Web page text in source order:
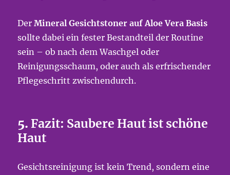
DerMineral Gesichtstoner auf Aloe Vera Basis
sollte dabei ein fester Bestandteil der Routine
sein – ob nach dem Waschgel oder
Reinigungsschaum, oder auch als erfrischender
Pflegeschritt zwischendurch.
5.Fazit: Saubere Haut ist schöne
Haut
Gesichtsreinigung ist kein Trend, sondern eine